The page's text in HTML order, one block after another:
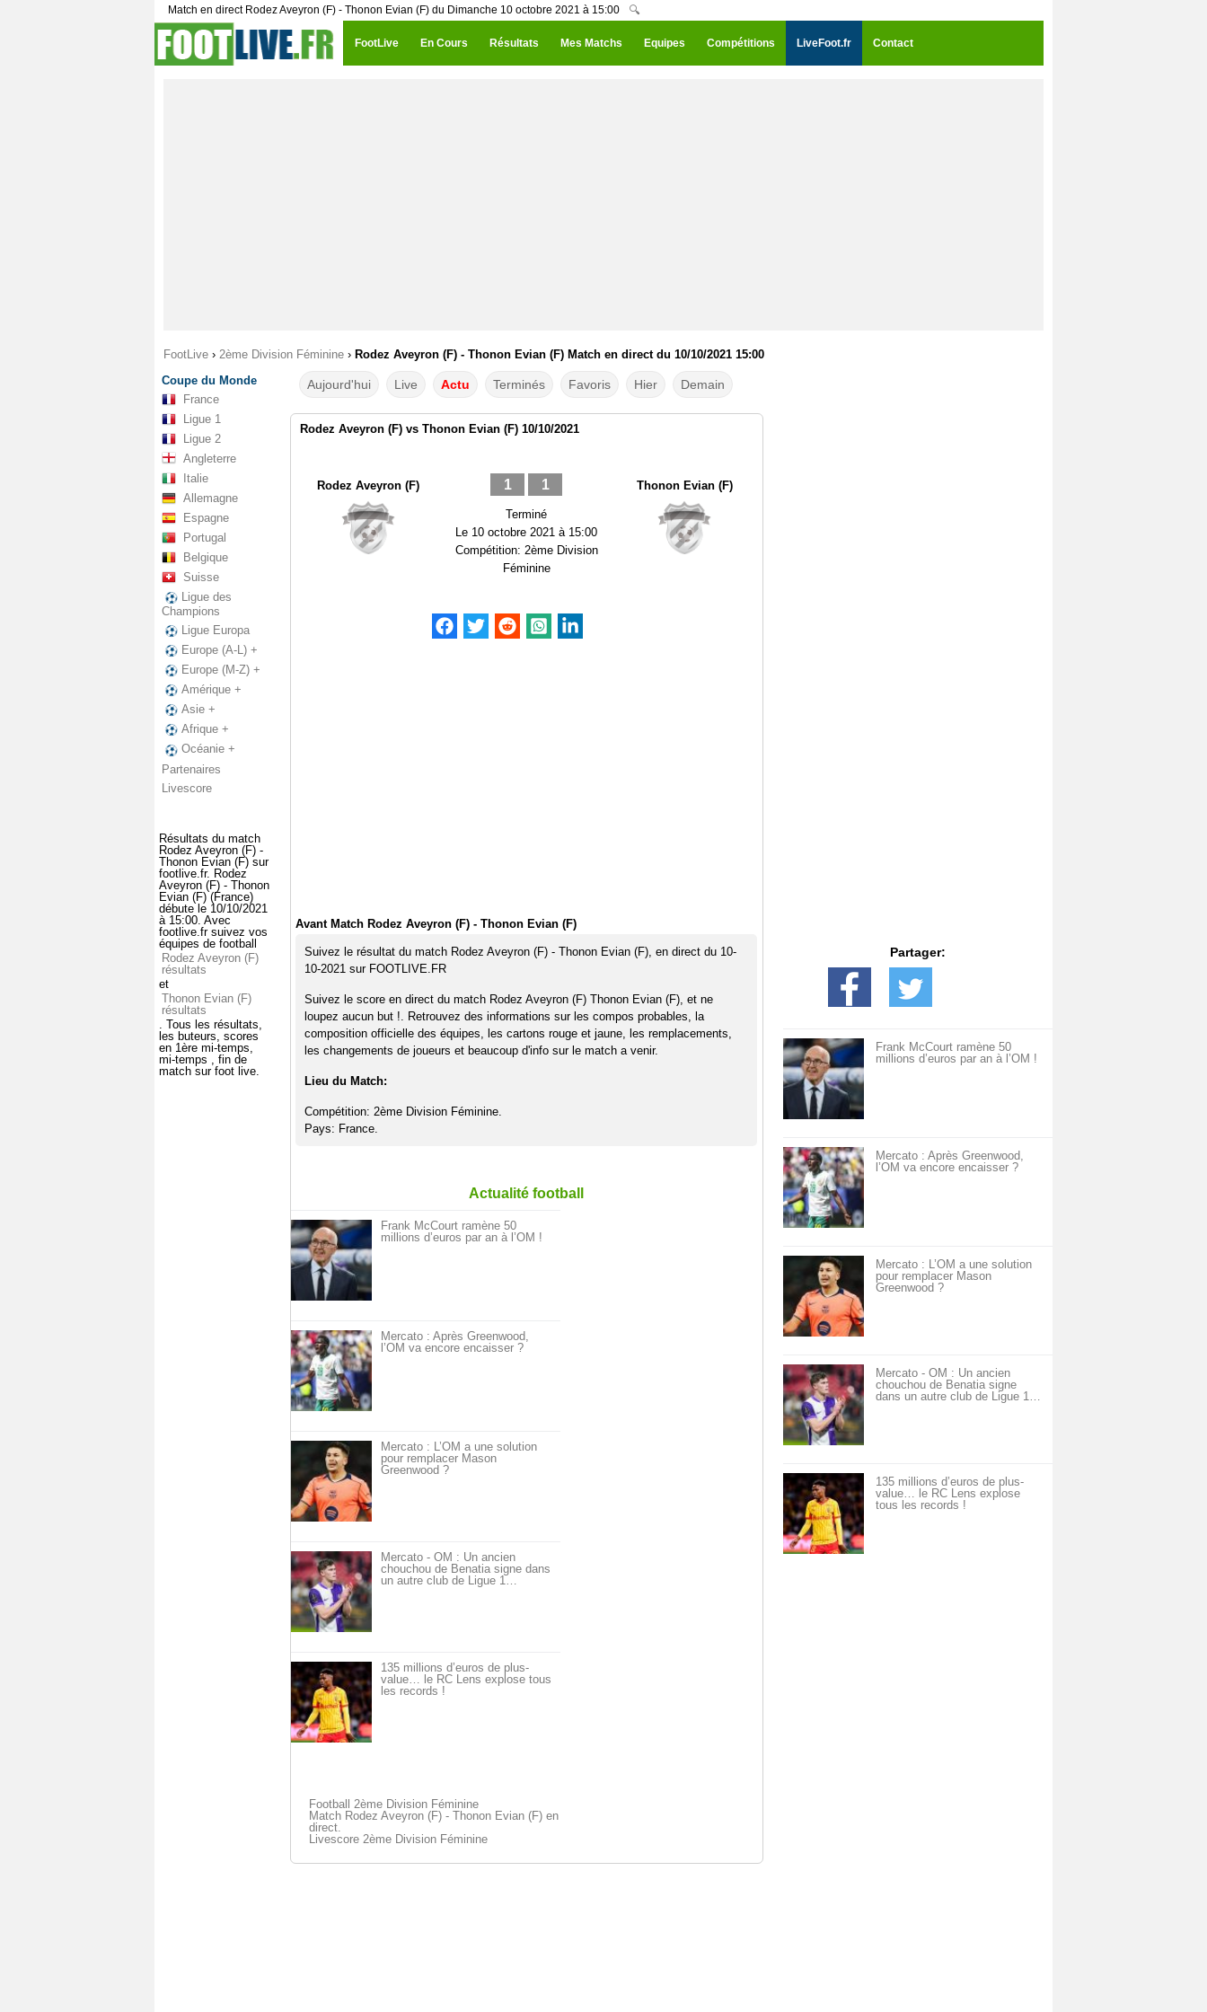
Match en direct Rodez Aveyron (F) - Thonon Evian (F) du Dimanche 10 octobre 2021 à 15:00 🔍
FootLive En Cours Résultats Mes Matchs Equipes Compétitions LiveFoot.fr Contact
FootLive › 2ème Division Féminine › Rodez Aveyron (F) - Thonon Evian (F) Match en direct du 10/10/2021 15:00
Coupe du Monde
France
Ligue 1
Ligue 2
Angleterre
Italie
Allemagne
Espagne
Portugal
Belgique
Suisse
Ligue des
Champions
Ligue Europa
Europe (A-L) +
Europe (M-Z) +
Amérique +
Asie +
Afrique +
Océanie +
Partenaires
Livescore
Résultats du match
Rodez Aveyron (F) -
Thonon Evian (F) sur
footlive.fr. Rodez
Aveyron (F) - Thonon
Evian (F) (France)
débute le 10/10/2021
à 15:00. Avec
footlive.fr suivez vos
équipes de football
Rodez Aveyron (F)
résultats
et
Thonon Evian (F)
résultats
. Tous les résultats,
les buteurs, scores
en 1ère mi-temps,
mi-temps , fin de
match sur foot live.
Aujourd'hui Live Actu Terminés Favoris Hier Demain
Rodez Aveyron (F) vs Thonon Evian (F) 10/10/2021
Rodez Aveyron (F) 1 1
Terminé
Le 10 octobre 2021 à 15:00
Compétition: 2ème Division
Féminine
Thonon Evian (F)
Avant Match Rodez Aveyron (F) - Thonon Evian (F)
Suivez le résultat du match Rodez Aveyron (F) - Thonon Evian (F), en direct du 10-
10-2021 sur FOOTLIVE.FR
Suivez le score en direct du match Rodez Aveyron (F) Thonon Evian (F), et ne
loupez aucun but !. Retrouvez des informations sur les compos probables, la
composition officielle des équipes, les cartons rouge et jaune, les remplacements,
les changements de joueurs et beaucoup d'info sur le match a venir.
Lieu du Match:
Compétition: 2ème Division Féminine.
Pays: France.
Actualité football
Frank McCourt ramène 50
millions d’euros par an à l’OM !
Mercato : Après Greenwood,
l’OM va encore encaisser ?
Mercato : L’OM a une solution
pour remplacer Mason
Greenwood ?
Mercato - OM : Un ancien
chouchou de Benatia signe dans
un autre club de Ligue 1…
135 millions d’euros de plus-
value… le RC Lens explose tous
les records !
Football 2ème Division Féminine
Match Rodez Aveyron (F) - Thonon Evian (F) en
direct.
Livescore 2ème Division Féminine
Partager:
Frank McCourt ramène 50
millions d’euros par an à l’OM !
Mercato : Après Greenwood,
l’OM va encore encaisser ?
Mercato : L’OM a une solution
pour remplacer Mason
Greenwood ?
Mercato - OM : Un ancien
chouchou de Benatia signe
dans un autre club de Ligue 1…
135 millions d’euros de plus-
value… le RC Lens explose
tous les records !